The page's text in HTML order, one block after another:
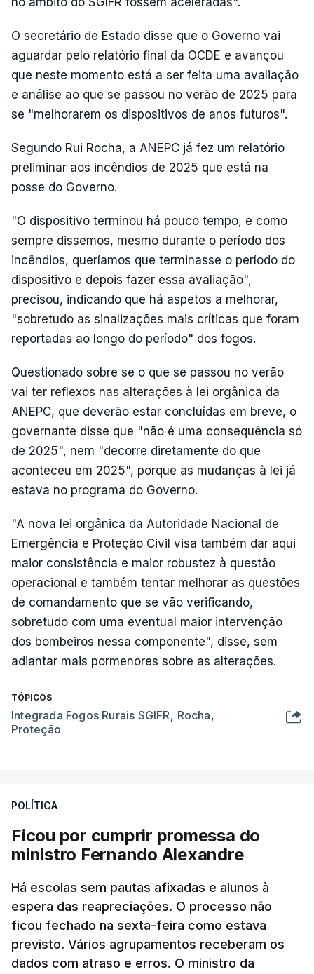
O secretário de Estado disse que o Governo vai
aguardar pelo relatório final da OCDE e avançou
que neste momento está a ser feita uma avaliação
e análise ao que se passou no verão de 2025 para
se "melhorarem os dispositivos de anos futuros".
Segundo Rui Rocha, a ANEPC já fez um relatório
preliminar aos incêndios de 2025 que está na
posse do Governo.
"O dispositivo terminou há pouco tempo, e como
sempre dissemos, mesmo durante o período dos
incêndios, queríamos que terminasse o período do
dispositivo e depois fazer essa avaliação",
precisou, indicando que há aspetos a melhorar,
"sobretudo as sinalizações mais críticas que foram
reportadas ao longo do período" dos fogos.
Questionado sobre se o que se passou no verão
vai ter reflexos nas alterações à lei orgânica da
ANEPC, que deverão estar concluídas em breve, o
governante disse que "não é uma consequência só
de 2025", nem "decorre diretamente do que
aconteceu em 2025", porque as mudanças à lei já
estava no programa do Governo.
"A nova lei orgânica da Autoridade Nacional de
Emergência e Proteção Civil visa também dar aqui
maior consistência e maior robustez à questão
operacional e também tentar melhorar as questões
de comandamento que se vão verificando,
sobretudo com uma eventual maior intervenção
dos bombeiros nessa componente", disse, sem
adiantar mais pormenores sobre as alterações.
TÓPICOS
Integrada Fogos Rurais SGIFR, Rocha,
Proteção
POLÍTICA
Ficou por cumprir promessa do
ministro Fernando Alexandre
Há escolas sem pautas afixadas e alunos à
espera das reapreciações. O processo não
ficou fechado na sexta-feira como estava
previsto. Vários agrupamentos receberam os
dados com atraso e erros. O ministro da